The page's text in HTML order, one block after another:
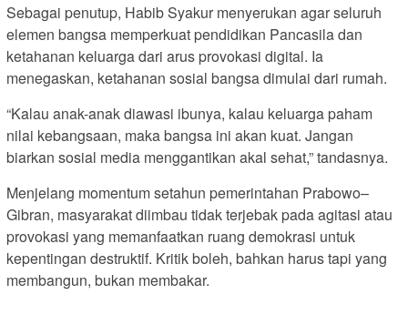
Sebagai penutup, Habib Syakur menyerukan agar seluruh
elemen bangsa memperkuat pendidikan Pancasila dan
ketahanan keluarga dari arus provokasi digital. Ia
menegaskan, ketahanan sosial bangsa dimulai dari rumah.
“Kalau anak-anak diawasi ibunya, kalau keluarga paham
nilai kebangsaan, maka bangsa ini akan kuat. Jangan
biarkan sosial media menggantikan akal sehat,” tandasnya.
Menjelang momentum setahun pemerintahan Prabowo–
Gibran, masyarakat diimbau tidak terjebak pada agitasi atau
provokasi yang memanfaatkan ruang demokrasi untuk
kepentingan destruktif. Kritik boleh, bahkan harus tapi yang
membangun, bukan membakar.